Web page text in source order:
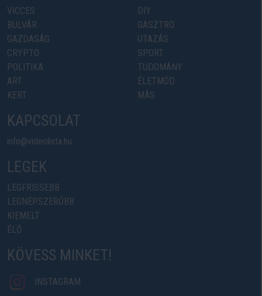
VICCES
BULVÁR
GAZDASÁG
CRYPTO
POLITIKA
ART
KERT
DIY
GASZTRO
UTAZÁS
SPORT
TUDOMÁNY
ÉLETMÓD
MÁS
KAPCSOLAT
info@videolista.hu
LEGEK
LEGFRISSEBB
LEGNÉPSZERŰBB
KIEMELT
ÉLŐ
KÖVESS MINKET!
INSTAGRAM